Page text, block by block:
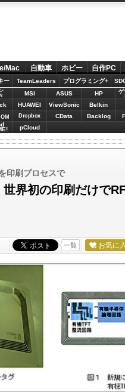
Mac 自動車 ホビー 自作PC
ー TeamLeaders プログラミング+
MSI ASUS HP ゲ
HUAWEI ViewSonic Belkin
Dropbox CData Backlog
pCloud
印刷プロセスで
界初の印刷だけで
一覧 お気に